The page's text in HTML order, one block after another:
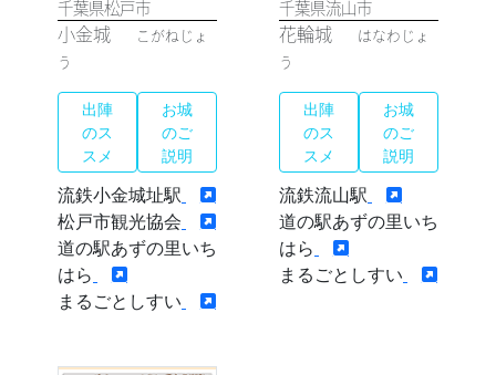
千葉県松戸市
小金城
こがねじょ
う
出陣
のス
スメ
お城
のご
説明
流鉄小金城址駅
松戸市観光協会
道の駅あずの里いち
はら
まるごとしすい
千葉県流山市
花輪城
はなわじょ
う
出陣
のス
スメ
お城
のご
説明
流鉄流山駅
道の駅あずの里いち
はら
まるごとしすい